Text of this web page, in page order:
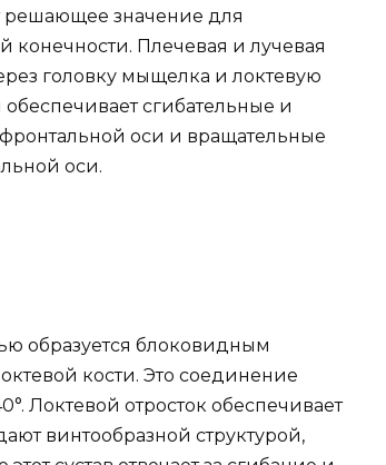
решающее значение для
Плечевая и лучевая
головку мыщелка и локтевую
сгибательные и
оси и вращательные
оси.
образуется блоковидным
кости. Это соединение
Локтевой отросток обеспечивает
винтообразной структурой,